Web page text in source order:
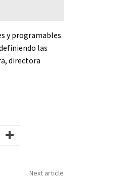
y programables
las
directora
Next article